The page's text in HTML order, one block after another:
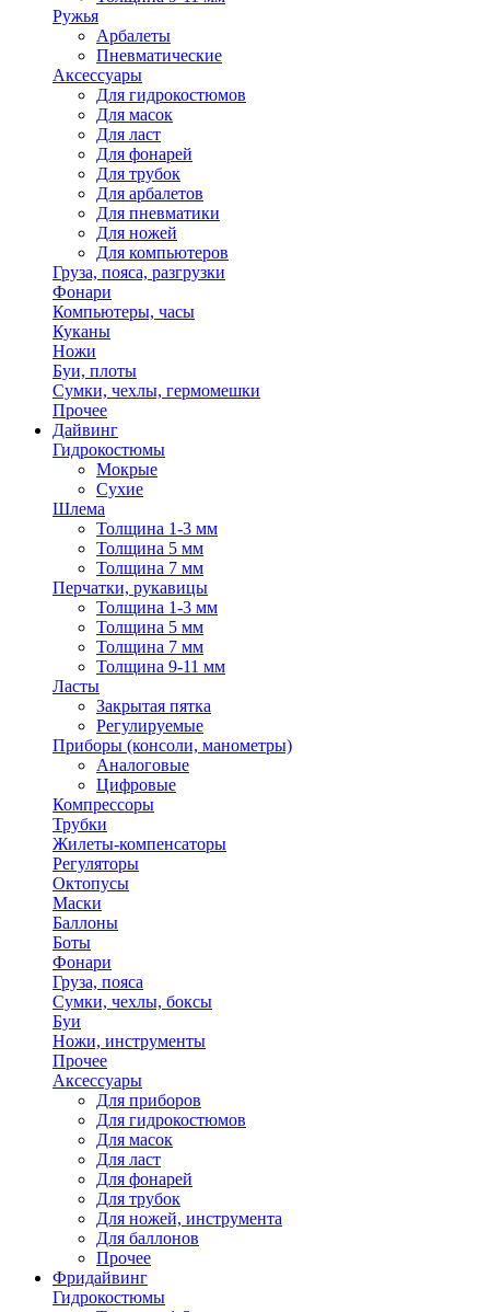
Ружья
Арбалеты
Пневматические
Аксессуары
Для гидрокостюмов
Для масок
Для ласт
Для фонарей
Для трубок
Для арбалетов
Для пневматики
Для ножей
Для компьютеров
Груза, пояса, разгрузки
Фонари
Компьютеры, часы
Куканы
Ножи
Буи, плоты
Сумки, чехлы, гермомешки
Прочее
Дайвинг
Гидрокостюмы
Мокрые
Сухие
Шлема
Толщина 1-3 мм
Толщина 5 мм
Толщина 7 мм
Перчатки, рукавицы
Толщина 1-3 мм
Толщина 5 мм
Толщина 7 мм
Толщина 9-11 мм
Ласты
Закрытая пятка
Регулируемые
Приборы (консоли, манометры)
Аналоговые
Цифровые
Компрессоры
Трубки
Жилеты-компенсаторы
Регуляторы
Октопусы
Маски
Баллоны
Боты
Фонари
Груза, пояса
Сумки, чехлы, боксы
Буи
Ножи, инструменты
Прочее
Аксессуары
Для приборов
Для гидрокостюмов
Для масок
Для ласт
Для фонарей
Для трубок
Для ножей, инструмента
Для баллонов
Прочее
Фридайвинг
Гидрокостюмы